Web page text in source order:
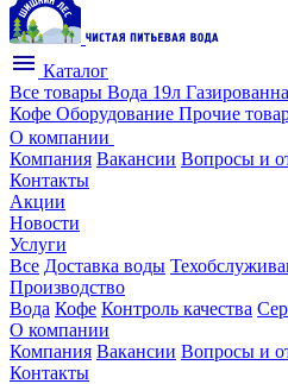
Каталог
Все товары Вода 19л
Кофе Оборудование Прочие
О компании
Компания Вакансии Вопросы и
Контакты
Акции
Новости
Услуги
Все Доставка воды
Производство
Вода Кофе Контроль качества
О компании
Компания Вакансии Вопросы и
Контакты